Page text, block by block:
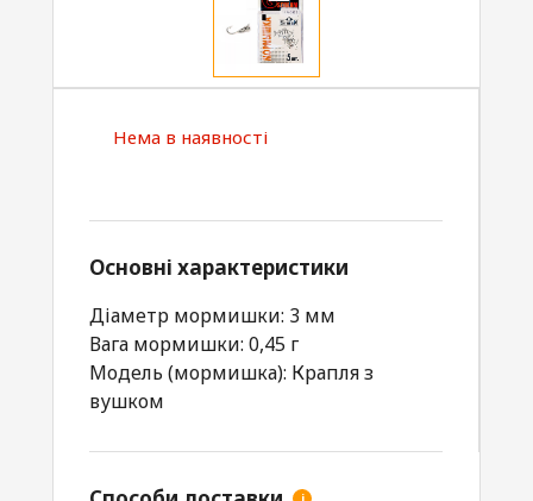
Нема в наявності
Основні характеристики
Діаметр мормишки: 3 мм
Вага мормишки: 0,45 г
Модель (мормишка): Крапля з
вушком